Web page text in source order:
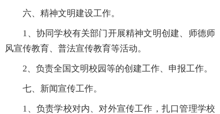
六、精神文明建设工作。
1 、协同学校有关部门开展精神文明创建、师德师
风宣传教育、普法宣传教育等活动。
2、负责全国文明校园等的创建工作、申报工作。
七、新闻宣传工作。
1 、负责学校对内、对外宣传工作，扎口管理学校